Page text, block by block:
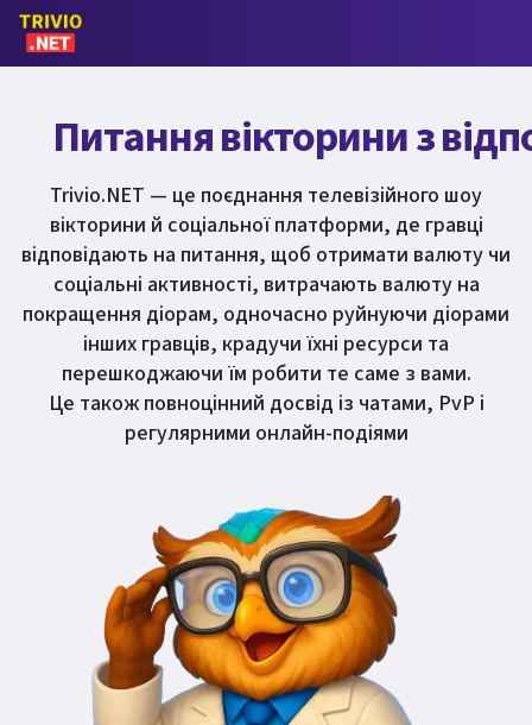
Питання вікторини з
Trivio.NET — це поєднання телевізійного шоу
вікторини й соціальної платформи, де гравці
відповідають на питання, щоб отримати валюту чи
соціальні активності, витрачають валюту на
покращення діорам, одночасно руйнуючи діорами
інших гравців, крадучи їхні ресурси та
перешкоджаючи їм робити те саме з вами.
Це також повноцінний досвід із чатами, PvP і
регулярними онлайн-подіями